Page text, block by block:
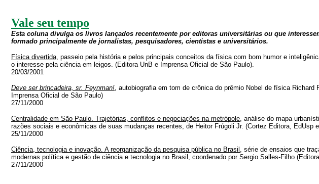
Vale seu tempo
Esta coluna divulga os livros lançados recentemente por editoras universitárias ou que
formado principalmente de jornalistas, pesquisadores, cientistas e universitários.
Física divertida, passeio pela história e pelos principais conceitos da física com bom humor e
o interesse pela ciência em leigos. (Editora UnB e Imprensa Oficial de São Paulo).
20/03/2001
Deve ser brincadeira, sr. Feynman!, autobiografia em tom de crônica do prêmio Nobel de física Richard
Imprensa Oficial de São Paulo)
27/11/2000
Centralidade em São Paulo. Trajetórias, conflitos e negociações na metrópole, análise do mapa
razões sociais e econômicas de suas mudanças recentes, de Heitor Frúgoli Jr. (Cortez Editora, EdUsp
25/11/2000
Ciência, tecnologia e inovação. A reorganização da pesquisa pública no Brasil , série de ensaios que
modernas política e gestão de ciência e tecnologia no Brasil, coordenado por Sergio Salles-Filho
27/11/2000